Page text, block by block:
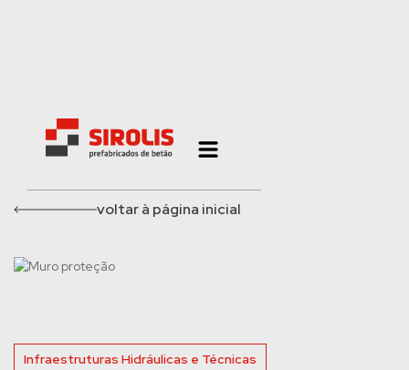
voltar à página inicial
Infraestruturas Hidráulicas e Técnicas